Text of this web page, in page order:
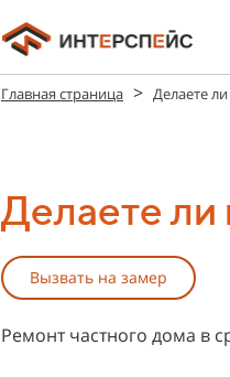
Главная страница > Делаете
Делаете ли
Вызвать на замер
Ремонт частного дома в